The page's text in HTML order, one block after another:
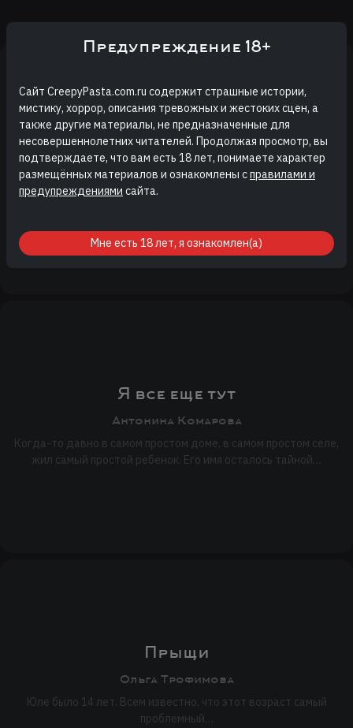
У тебя очень красивые волосы,
девочка
Арина Уткина
Когда-то жила девочка по имени Амико. Все ее очень любили
Я все еще тут
Антонина Комарова
Когда-то давно в самом простом доме, в самом простом селе,
жил самый простой ребенок. Его имя осталось тайной…
Прыщи
Ольга Трофимова
Юле было 14 лет. Всем известно, что этот возраст самый
проблемный…
Предупреждение 18+
Сайт CreepyPasta.com.ru содержит страшные истории,
мистику, хоррор, описания тревожных и жестоких сцен, а
также другие материалы, не предназначенные для
несовершеннолетних читателей. Продолжая просмотр, вы
подтверждаете, что вам есть 18 лет, понимаете характер
размещённых материалов и ознакомлены справилами и
предупреждениями сайта.
Мне есть 18 лет, я ознакомлен(а)